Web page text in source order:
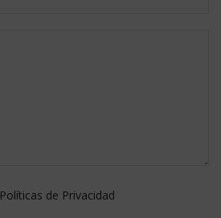
Políticas de Privacidad